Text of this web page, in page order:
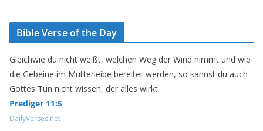
Bible Verse of the Day
Gleichwie du nicht weißt, welchen Weg der Wind nimmt und wie
die Gebeine im Mutterleibe bereitet werden, so kannst du auch
Gottes Tun nicht wissen, der alles wirkt.
Prediger 11:5
DailyVerses.net